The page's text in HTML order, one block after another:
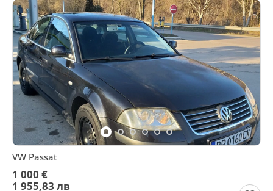
VW Passat
1 000 €
1 955,83 лв